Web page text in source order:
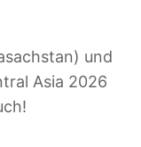
und
Asia 2026